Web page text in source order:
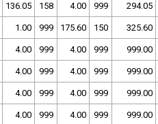
136.05 158 4.00 999 294.05
1.00 999 175.60 150 325.60
4.00 999 4.00 999 999.00
4.00 999 4.00 999 999.00
4.00 999 4.00 999 999.00
4.00 999 4.00 999 999.00